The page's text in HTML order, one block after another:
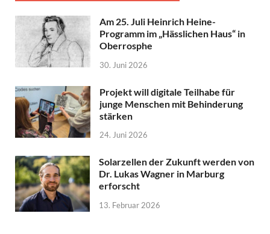
Am 25. Juli Heinrich Heine-
Programm im „Hässlichen Haus“ in
Oberrosphe
30. Juni 2026
Projekt will digitale Teilhabe für
junge Menschen mit Behinderung
stärken
24. Juni 2026
Solarzellen der Zukunft werden von
Dr. Lukas Wagner in Marburg
erforscht
13. Februar 2026